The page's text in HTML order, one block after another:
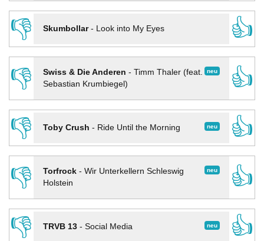
👎
Skumbollar- Look into My Eyes
👍
👎
neu
Swiss & Die Anderen - Timm Thaler (feat.
Sebastian Krumbiegel)
👍
👎
neu
Toby Crush - Ride Until the Morning
👍
👎
neu
Torfrock- Wir Unterkellern Schleswig
Holstein
👍
👎
neu
TRVB 13- Social Media
👍